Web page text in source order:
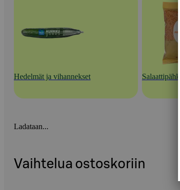
Hedelmät ja vihannekset
Ladataan...
Vaihtelua ostoskoriin